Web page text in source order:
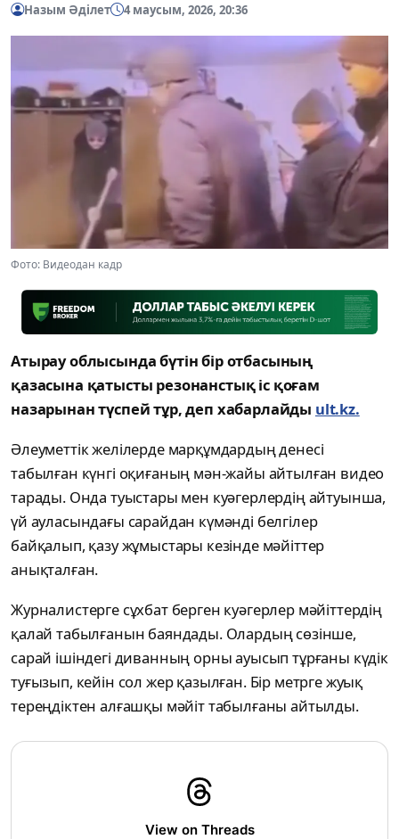
Назым Әділет 4 маусым, 2026, 20:36
Фото: Видеодан кадр
Атырау облысында бүтін бір отбасының
қазасына қатысты резонанстық іс қоғам
назарынан түспей тұр, деп хабарлайды ult.kz.
Әлеуметтік желілерде марқұмдардың денесі
табылған күнгі оқиғаның мән-жайы айтылған видео
тарады. Онда туыстары мен куәгерлердің айтуынша,
үй ауласындағы сарайдан күмәнді белгілер
байқалып, қазу жұмыстары кезінде мәйіттер
анықталған.
Журналистерге сұхбат берген куәгерлер мәйіттердің
қалай табылғанын баяндады. Олардың сөзінше,
сарай ішіндегі диванның орны ауысып тұрғаны күдік
туғызып, кейін сол жер қазылған. Бір метрге жуық
тереңдіктен алғашқы мәйіт табылғаны айтылды.